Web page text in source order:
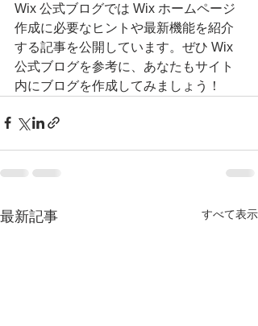
Wix 公式ブログでは Wix ホームページ
作成に必要なヒントや最新機能を紹介
する記事を公開しています。ぜひ Wix
公式ブログを参考に、あなたもサイト
内にブログを作成してみましょう！
最新記事 すべて表示